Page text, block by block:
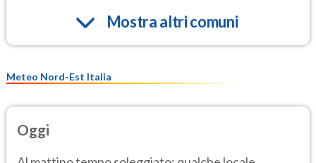
Mostra altri comuni
Meteo Nord-Est Italia
Oggi